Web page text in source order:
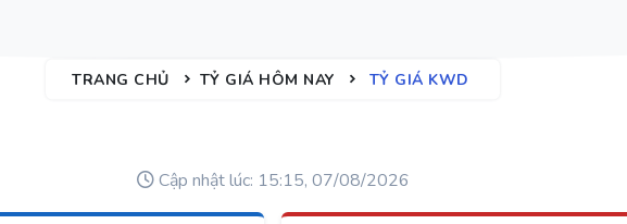
TRANG CHỦ TỶ GIÁ HÔM NAY TỶ GIÁ KWD
Cập nhật lúc: 15:15, 07/08/2026